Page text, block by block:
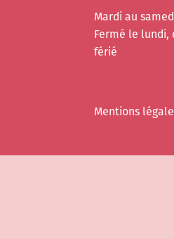
Mardi au
Fermé le lundi,
férié
Mentions